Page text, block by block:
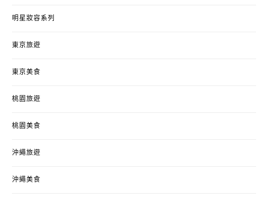
明星妝容系列
東京旅遊
東京美食
桃園旅遊
桃園美食
沖繩旅遊
沖繩美食